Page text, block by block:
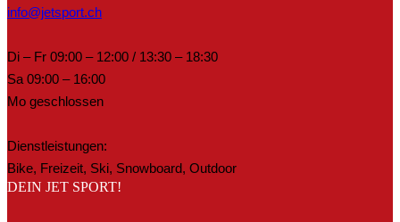
info@jetsport.ch
Di – Fr 09:00 – 12:00 / 13:30 – 18:30
Sa 09:00 – 16:00
Mo geschlossen
Dienstleistungen:
Bike, Freizeit, Ski, Snowboard, Outdoor
DEIN JET SPORT!